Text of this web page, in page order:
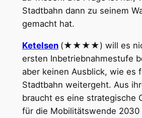
Stadtbahn dann zu seinem
gemacht hat.
Ketelsen (★★★★) will es
ersten Inbetriebnahmestufe
aber keinen Ausblick, wie es
Stadtbahn weitergeht. Aus
braucht es eine strategische
für die Mobilitätswende 2030